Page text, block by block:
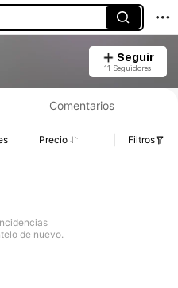
Seguir
11 Seguidores
Comentarios
Precio Filtros
de nuevo.